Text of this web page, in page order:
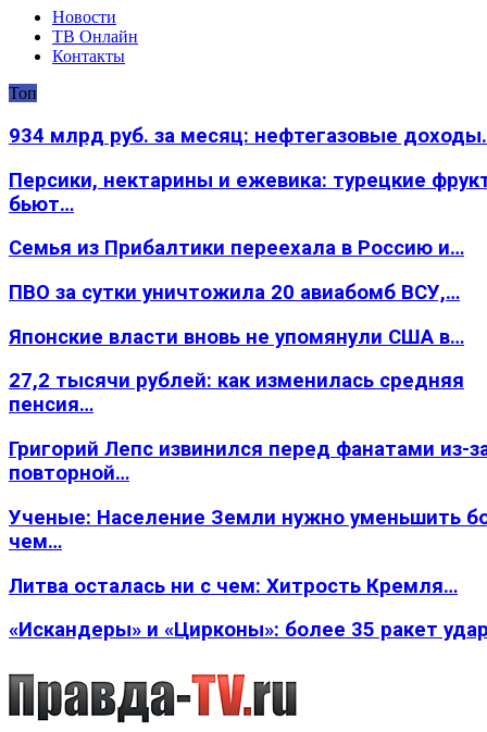
Новости
ТВ Онлайн
Контакты
Топ
934 млрд руб. за месяц: нефтегазовые
Персики, нектарины и ежевика: турецкие
бьют…
Семья из Прибалтики переехала в Россию и…
ПВО за сутки уничтожила 20 авиабомб ВСУ,…
Японские власти вновь не упомянули США в…
27,2 тысячи рублей: как изменилась средняя
пенсия…
Григорий Лепс извинился перед фанатами из-
повторной…
Ученые: Население Земли нужно уменьшить
чем…
Литва осталась ни с чем: Хитрость Кремля…
«Искандеры» и «Цирконы»: более 35 ракет